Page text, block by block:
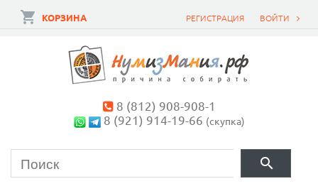
ВОЙТИ
РЕГИСТРАЦИЯ
КОРЗИНА
8 (812) 908-908-1
8 (921) 914-19-66 (скупка)